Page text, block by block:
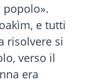
popolo».
e tutti
risolvere si
verso il
era